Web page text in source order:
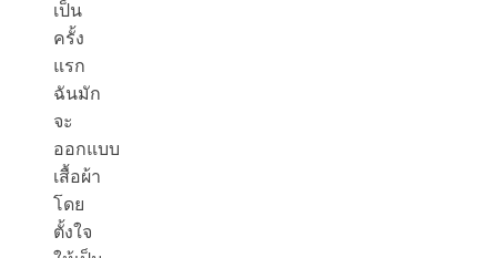
เป็น
ครั้ง
แรก
ฉันมัก
จะ
ออกแบบ
เสื้อผ้า
โดย
ตั้งใจ